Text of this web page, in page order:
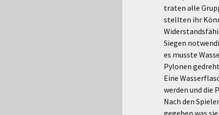
traten alle
stellten ihr
Siegen
es musste
Pylonen
Eine
werden und die
Nach den
gegeben was